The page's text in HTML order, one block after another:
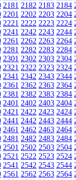
2181 2182 2183 2184
2201 2202 2203 2204
2221 2222 2223 2224
2241 2242 2243 2244
2261 2262 2263 2264
2281 2282 2283 2284
2301 2302 2303 2304
2321 2322 2323 2324
2341 2342 2343 2344
2361 2362 2363 2364
2381 2382 2383 2384
2401 2402 2403 2404
2421 2422 2423 2424
2441 2442 2443 2444
2461 2462 2463 2464
2481 2482 2483 2484
2501 2502 2503 2504
2521 2522 2523 2524
2541 2542 2543 2544
2561 2562 2563 2564